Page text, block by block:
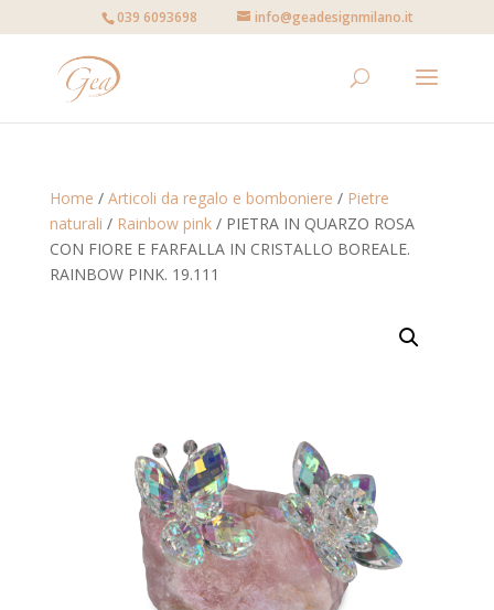
039 6093698 info@geadesignmilano.it
Home / Articoli da regalo e bomboniere / Pietre
naturali / Rainbow pink/ PIETRA IN QUARZO ROSA
CON FIORE E FARFALLA IN CRISTALLO BOREALE.
RAINBOW PINK. 19.111